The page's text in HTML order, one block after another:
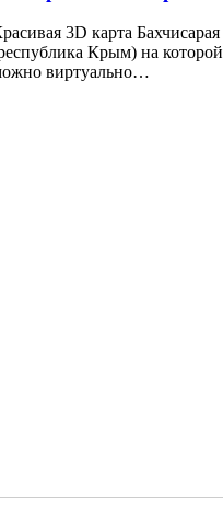
3D карта Бахчисарая
Крым) на которой
виртуально…